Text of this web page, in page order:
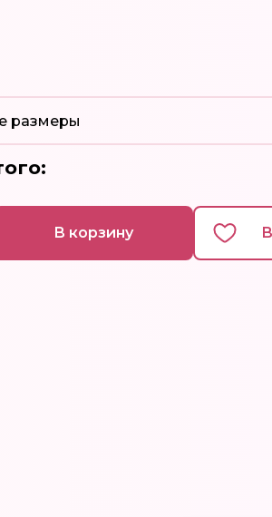
размеры
В корзину